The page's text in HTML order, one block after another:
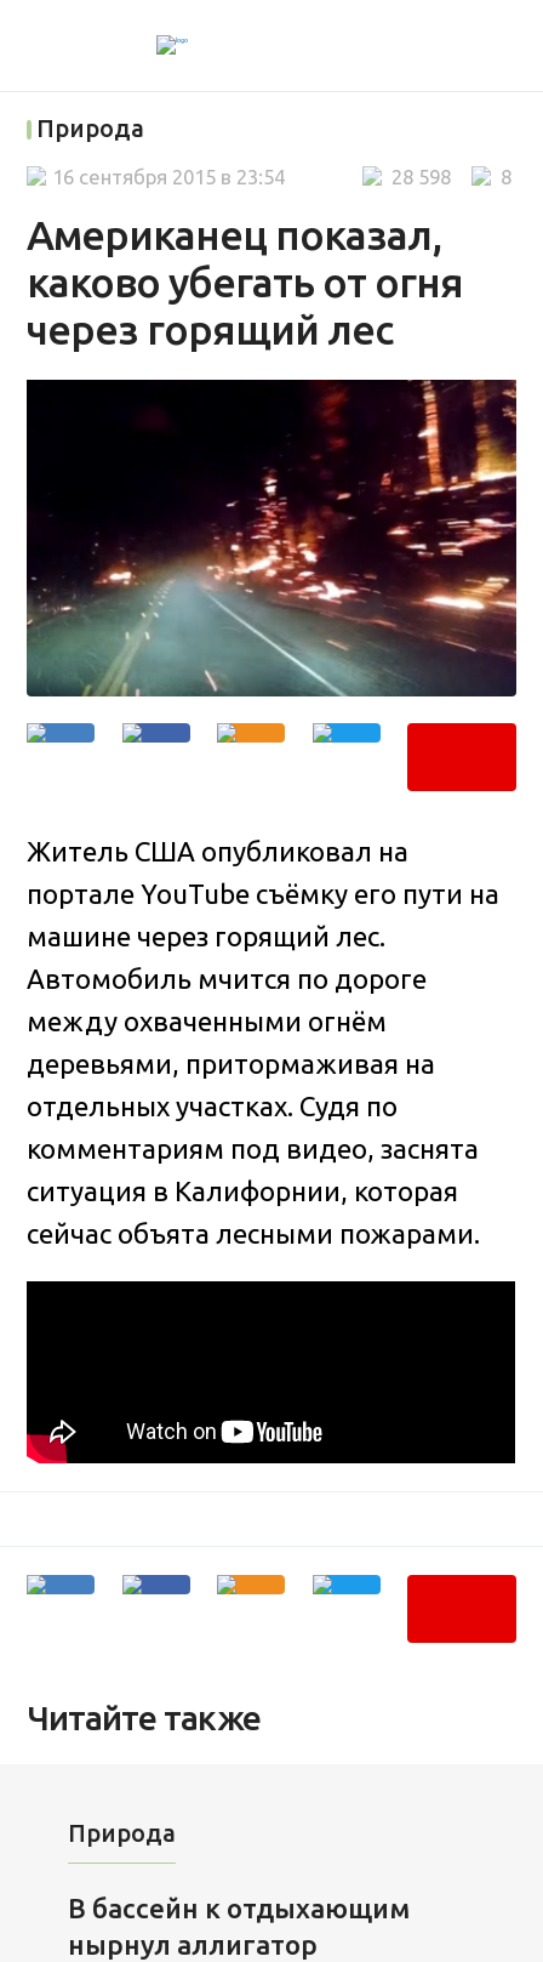
Природа
Американец показал,
каково убегать от огня
через горящий лес
8
28 598
16 сентября 2015 в 23:54
Житель США опубликовал на
портале YouTube съёмку его пути на
машине через горящий лес.
Автомобиль мчится по дороге
между охваченными огнём
деревьями, притормаживая на
отдельных участках. Судя по
комментариям под видео, заснята
ситуация в Калифорнии, которая
сейчас объята лесными пожарами.
Читайте также
Природа
В бассейн к отдыхающим
нырнул аллигатор